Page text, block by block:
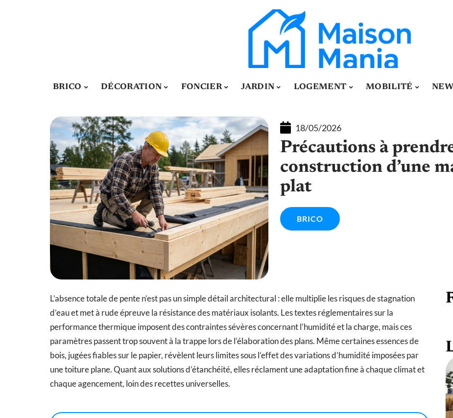
BRICO DÉCORATION FONCIER JARDIN LOGEMENT MOBILITÉ
18/05/2026
Précautions à
construction d’une
plat
BRICO
L’absence totale de pente n’est pas un simple détail architectural : elle multiplie les risques de stagnation
d’eau et met à rude épreuve la résistance des matériaux isolants. Les textes réglementaires sur la
performance thermique imposent des contraintes sévères concernant l’humidité et la charge, mais ces
paramètres passent trop souvent à la trappe lors de l’élaboration des plans. Même certaines essences de
bois, jugées fiables sur le papier, révèlent leurs limites sous l’effet des variations d’humidité imposées par
une toiture plane. Quant aux solutions d’étanchéité, elles réclament une adaptation fine à chaque climat et
chaque agencement, loin des recettes universelles.